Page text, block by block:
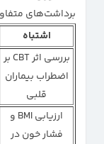
برداشت‌های
اشتباه
بررسی اثر CBT بر
اضطراب بیماران
قلبی
ارزیابی BMI و
فشار خون در